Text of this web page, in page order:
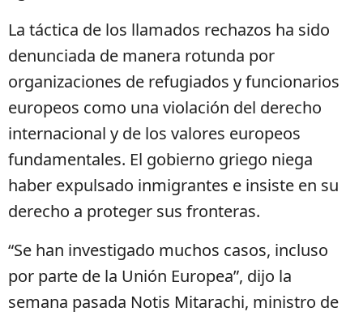
La táctica de los llamados rechazos ha sido
denunciada de manera rotunda por
organizaciones de refugiados y funcionarios
europeos como una violación del derecho
internacional y de los valores europeos
fundamentales. El gobierno griego niega
haber expulsado inmigrantes e insiste en su
derecho a proteger sus fronteras.
“Se han investigado muchos casos, incluso
por parte de la Unión Europea”, dijo la
semana pasada Notis Mitarachi, ministro de